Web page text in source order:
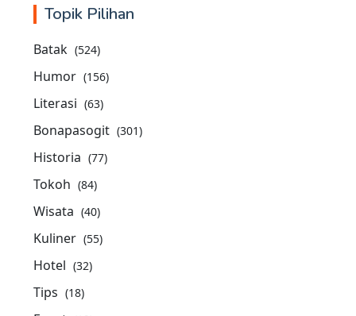
Topik Pilihan
Batak (524)
Humor (156)
Literasi (63)
Bonapasogit (301)
Historia (77)
Tokoh (84)
Wisata (40)
Kuliner (55)
Hotel (32)
Tips (18)